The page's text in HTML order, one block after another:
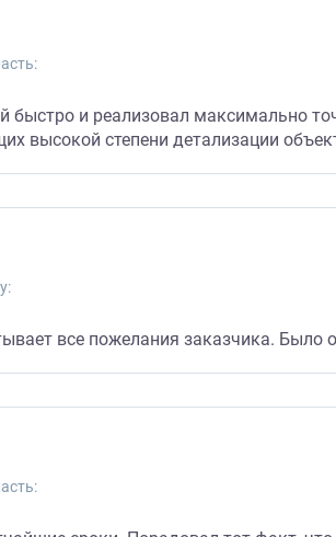
быстро и реализовал максимально
высокой степени детализации
все пожелания заказчика. Было